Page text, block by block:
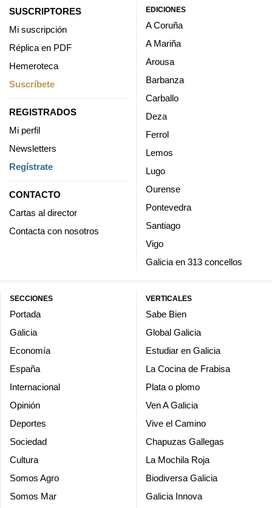
SUSCRIPTORES
Mi suscripción
Réplica en PDF
Hemeroteca
Suscríbete
REGISTRADOS
Mi perfil
Newsletters
Regístrate
CONTACTO
Cartas al director
Contacta con nosotros
EDICIONES
A Coruña
A Mariña
Arousa
Barbanza
Carballo
Deza
Ferrol
Lemos
Lugo
Ourense
Pontevedra
Santiago
Vigo
Galicia en 313 concellos
SECCIONES
Portada
Galicia
Economía
España
Internacional
Opinión
Deportes
Sociedad
Cultura
Somos Agro
Somos Mar
VERTICALES
Sabe Bien
Global Galicia
Estudiar en Galicia
La Cocina de Frabisa
Plata o plomo
Ven A Galicia
Vive el Camino
Chapuzas Gallegas
La Mochila Roja
Biodiversa Galicia
Galicia Innova